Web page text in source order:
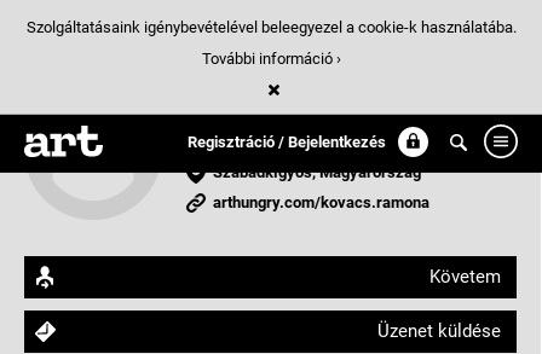
Regisztráció / Bejelentkezés
Kovács Ramóna
tervezőgrafikus
Szabadkígyós, Magyarország
arthungry.com/kovacs.ramona
Követem
Üzenet küldése
Szolgáltatásaink igénybevételével beleegyezel a cookie-k használatába.
További információ ›